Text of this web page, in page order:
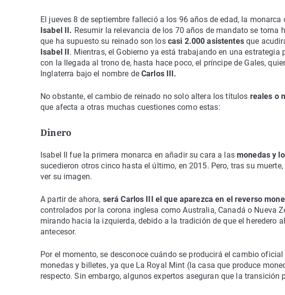
El jueves 8 de septiembre falleció a los 96 años de edad, la
Isabel II. Resumir la relevancia de los 70 años de mandato se
que ha supuesto su reinado son los casi 2.000 asistentes que
Isabel II . Mientras, el Gobierno ya está trabajando en una
con la llegada al trono de, hasta hace poco, el príncipe de Gales,
Inglaterra bajo el nombre deCarlos III.
No obstante, el cambio de reinado no solo altera los títulos reales o
que afecta a otras muchas cuestiones como estas:
Dinero
Isabel II fue la primera monarca en añadir su cara a las monedas y
sucedieron otros cinco hasta el último, en 2015. Pero, tras su
ver su imagen.
A partir de ahora, será Carlos III el que aparezca en el reverso
controlados por la corona inglesa como Australia, Canadá o Nueva
mirando hacia la izquierda, debido a la tradición de que el heredero
antecesor.
Por el momento, se desconoce cuándo se producirá el cambio
monedas y billetes, ya que La Royal Mint (la casa que produce
respecto. Sin embargo, algunos expertos aseguran que la transición